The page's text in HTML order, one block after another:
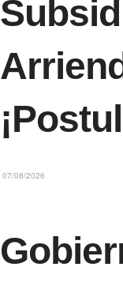
07/08/2026